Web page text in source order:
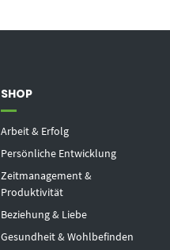
SHOP
Arbeit & Erfolg
Persönliche Entwicklung
Zeitmanagement &
Produktivität
Beziehung & Liebe
Gesundheit & Wohlbefinden